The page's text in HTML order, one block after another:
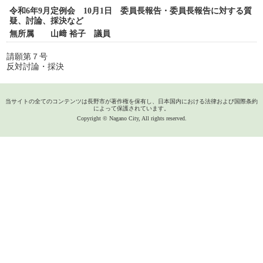
令和6年9月定例会 10月1日 委員長報告・委員長報告に対する質
疑、討論、採決など
無所属 山﨑 裕子 議員
請願第７号
反対討論・採決
当サイトの全てのコンテンツは長野市が著作権を保有し、日本国内における法律および国際条約
によって保護されています。
Copyright © Nagano City, All rights reserved.